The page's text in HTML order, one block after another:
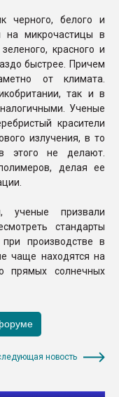
черного, белого и
на микрочастицы в
красного и
быстрее. Причем
от климата.
так и в
Ученые
красители
излучения, в то
этого не делают.
делая ее
ученые призвали
стандарты
при производстве в
чаще находятся на
прямых солнечных
новость